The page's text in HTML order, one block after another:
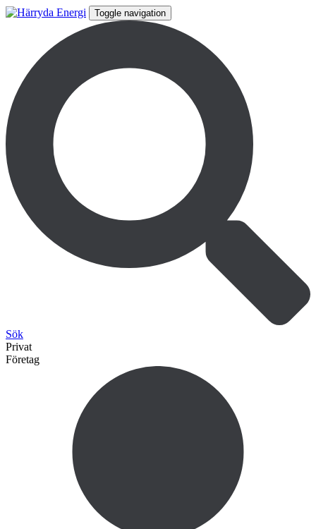
Toggle navigation
Sök
Privat
Företag